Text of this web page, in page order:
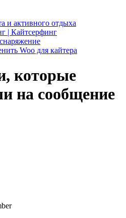
и активного отдыха
| Кайтсерфинг
Woo для кайтера
которые
на сообщение